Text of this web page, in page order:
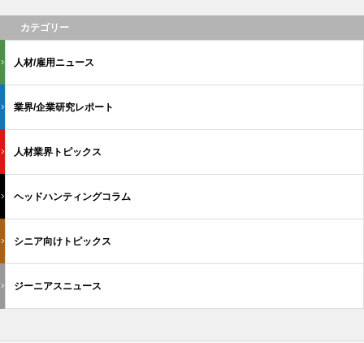
カテゴリー
人材/雇用ニュース
業界/企業研究レポート
人材業界トピックス
ヘッドハンティングコラム
シニア向けトピックス
ジーニアスニュース